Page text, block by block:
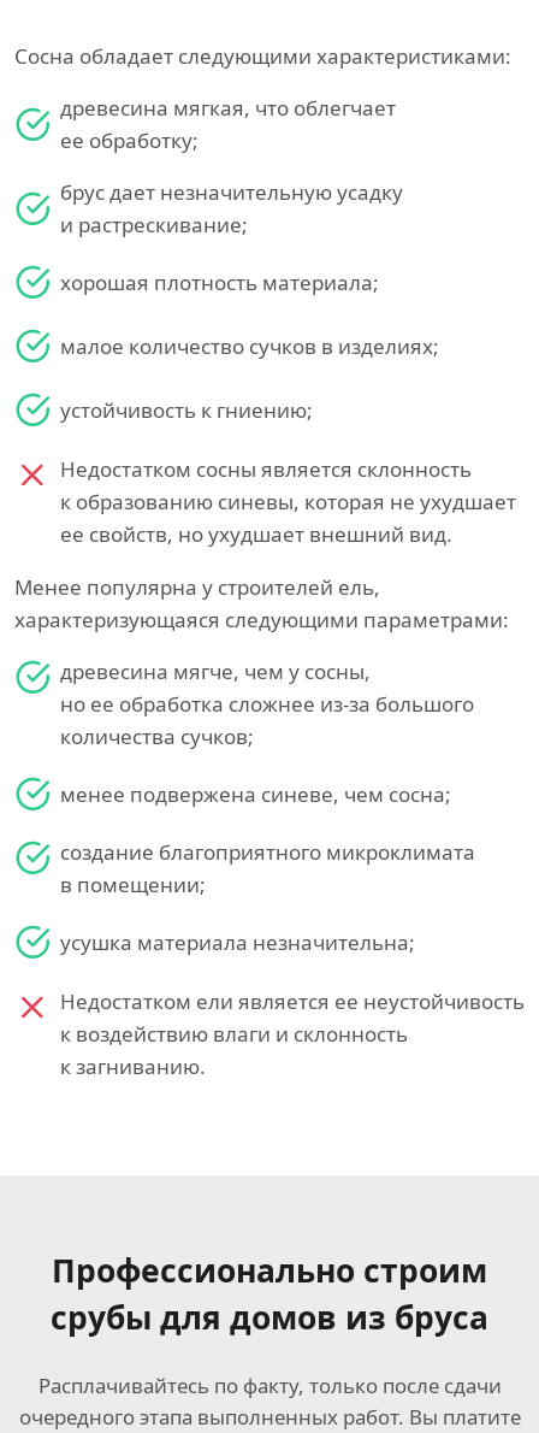
Сосна обладает следующими характеристиками:
древесина мягкая, что облегчает
ее обработку;
брус дает незначительную усадку
и растрескивание;
хорошая плотность материала;
малое количество сучков в изделиях;
устойчивость к гниению;
Недостатком сосны является склонность
к образованию синевы, которая не ухудшает
ее свойств, но ухудшает внешний вид.
Менее популярна у строителей ель,
характеризующаяся следующими параметрами:
древесина мягче, чем у сосны,
но ее обработка сложнее из-за большого
количества сучков;
менее подвержена синеве, чем сосна;
создание благоприятного микроклимата
в помещении;
усушка материала незначительна;
Недостатком ели является ее неустойчивость
к воздействию влаги и склонность
к загниванию.
Профессионально строим
срубы для домов из бруса
Расплачивайтесь по факту, только после сдачи
очередного этапа выполненных работ. Вы платите